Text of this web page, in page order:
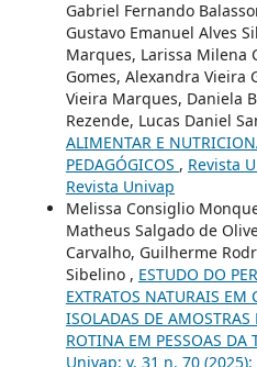
Gabriel Fernando
Gustavo Emanuel Alves
Marques, Larissa Milena
Gomes, Alexandra Vieira
Vieira Marques, Daniela
Rezende, Lucas Daniel
ALIMENTAR E
PEDAGÓGICOS , Revista
Revista Univap
Melissa Consiglio
Matheus Salgado de
Carvalho, Guilherme
Sibelino , ESTUDO DO
EXTRATOS NATURAIS EM
ISOLADAS DE
ROTINA EM PESSOAS DA
Univap: v. 31 n. 70